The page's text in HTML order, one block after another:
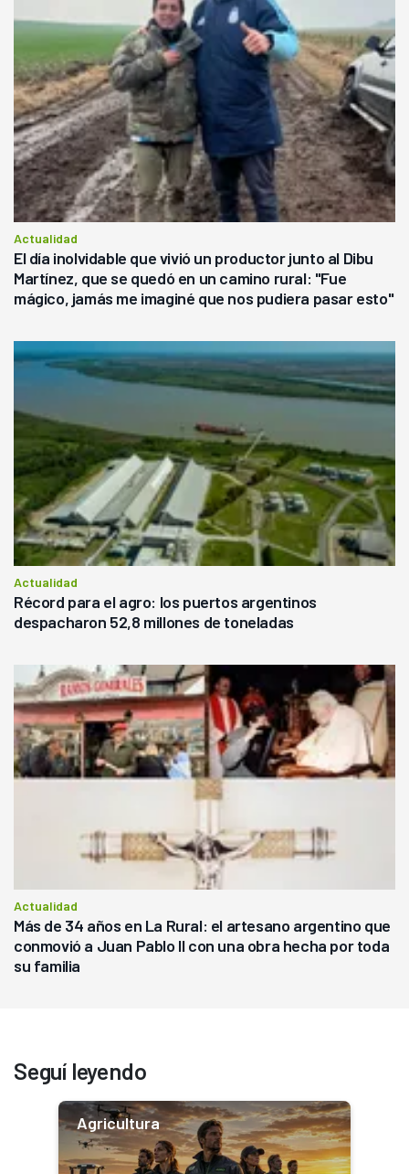
Actualidad
El día inolvidable que vivió un productor junto al Dibu
Martínez, que se quedó en un camino rural: "Fue
mágico, jamás me imaginé que nos pudiera pasar esto"
Actualidad
Récord para el agro: los puertos argentinos
despacharon 52,8 millones de toneladas
Actualidad
Más de 34 años en La Rural: el artesano argentino que
conmovió a Juan Pablo II con una obra hecha por toda
su familia
Seguí leyendo
Agricultura